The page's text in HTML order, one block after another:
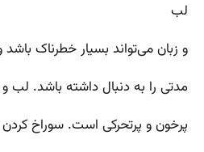
لب
و زبان می‌تواند بسیار خطرناک
مدتی را به دنبال داشته باشد. لب
پرخون و پرتحرکی است. سوراخ